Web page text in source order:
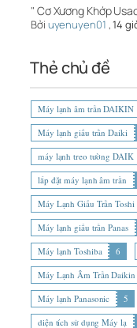
" Cơ Xương Khớp
Bởi uyenuyen01 ,14
Thẻ chủ đề
Máy lạnh âm trần DAIKIN
Máy lạnh giấu trần Daiki
máy lạnh treo tường DAIK
lắp đặt máy lạnh âm trần
Máy Lạnh Giấu Trần Toshi
Máy lạnh giấu trần Panas
Máy lạnh Toshiba
6
Máy Lạnh Âm Trần Daikin
Máy lạnh Panasonic
5
diện tích sử dụng Máy lạ